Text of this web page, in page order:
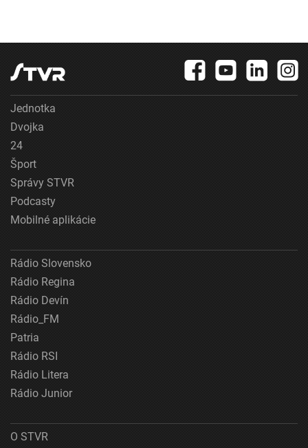
Jednotka
Dvojka
24
Šport
Správy STVR
Podcasty
Mobilné aplikácie
Rádio Slovensko
Rádio Regina
Rádio Devín
Rádio_FM
Patria
Rádio RSI
Rádio Litera
Rádio Junior
O STVR